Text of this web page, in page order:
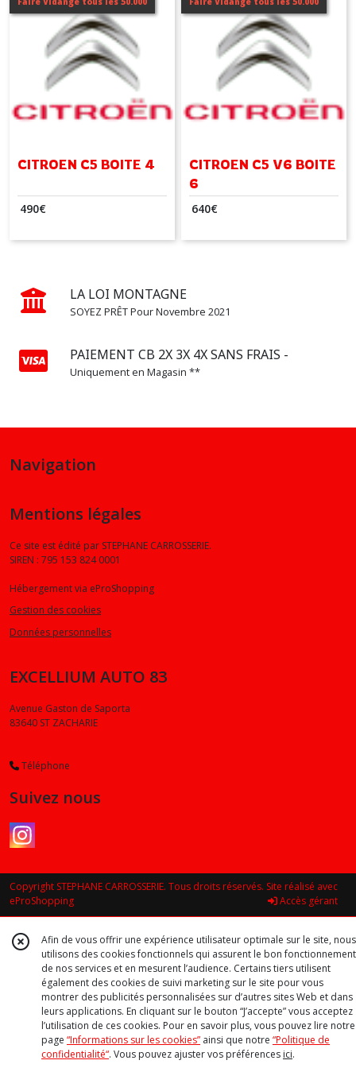
CITROEN C5 BOITE 4
490€
CITROEN C5 V6 BOITE
6
640€
LA LOI MONTAGNE
SOYEZ PRÊT Pour Novembre 2021
PAIEMENT CB 2X 3X 4X SANS FRAIS -
Uniquement en Magasin **
(1)
C8
(1)
C-
Afficher
résultats
Navigation
Mentions légales
Ce site est édité par STEPHANE CARROSSERIE.
SIREN : 795 153 824 0001
Hébergement via eProShopping
Gestion des cookies
Données personnelles
EXCELLIUM AUTO 83
Avenue Gaston de Saporta
83640 ST ZACHARIE
Téléphone
Suivez nous
Copyright STEPHANE CARROSSERIE. Tous droits réservés. Site réalisé avec
eProShopping
Accès gérant
Afin de vous offrir une expérience utilisateur optimale sur le site, nous
utilisons des cookies fonctionnels qui assurent le bon fonctionnement
de nos services et en mesurent l’audience. Certains tiers utilisent
également des cookies de suivi marketing sur le site pour vous
montrer des publicités personnalisées sur d’autres sites Web et dans
leurs applications. En cliquant sur le bouton “J’accepte” vous acceptez
l’utilisation de ces cookies. Pour en savoir plus, vous pouvez lire notre
page “Informations sur les cookies” ainsi que notre “Politique de
confidentialité“. Vous pouvez ajuster vos préférences ici.